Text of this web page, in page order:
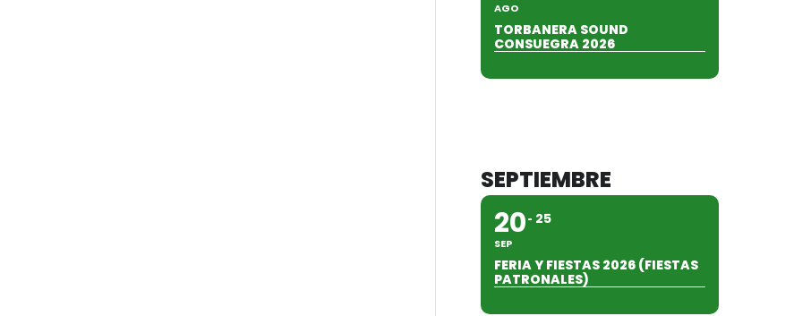
AGO
TORBANERA SOUND
CONSUEGRA 2026
SEPTIEMBRE
20
SEP
25
FERIA Y FIESTAS 2026 (FIESTAS
PATRONALES)